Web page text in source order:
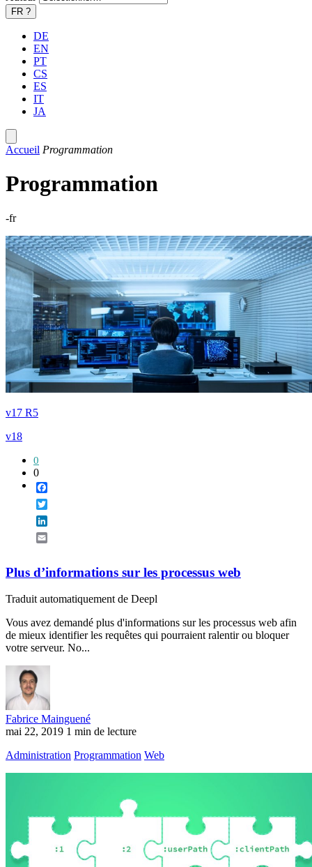
FR ?
DE
EN
PT
CS
ES
IT
JA
Accueil Programmation
Programmation
-fr
v17 R5
v18
0
0
Plus d’informations sur les processus web
Traduit automatiquement de Deepl
Vous avez demandé plus d'informations sur les processus web afin
de mieux identifier les requêtes qui pourraient ralentir ou bloquer
votre serveur. No...
Fabrice Mainguené
mai 22, 2019 1 min de lecture
Administration Programmation Web